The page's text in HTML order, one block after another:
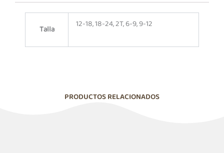
Talla 12-18, 18-24, 2T, 6-9, 9-12
PRODUCTOS RELACIONADOS